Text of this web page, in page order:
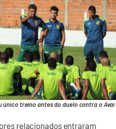
único treino antes do duelo contra o Avaí
relacionados entraram